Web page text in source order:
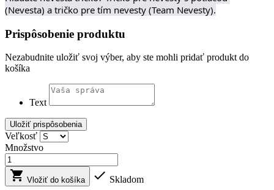
(Nevesta) a tričko pre tím nevesty (Team Nevesty).
Prispôsobenie produktu
Nezabudnite uložiť svoj výber, aby ste mohli pridať produkt do
košíka
Text
Uložiť prispôsobenia
Veľkosť
Množstvo
 Vložiť do košíka  Skladom